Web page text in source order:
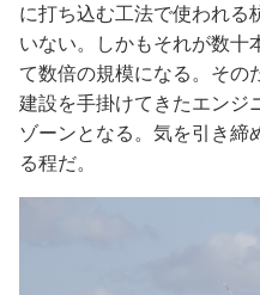
に打ち込む工法で使われる
いない。しかもそれが数十
て数倍の規模になる。その
建設を手掛けてきたエンジ
ゾーンとなる。気を引き締
る程だ。